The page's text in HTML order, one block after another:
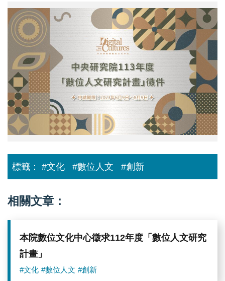
本
院
數
位
文
中
心
徵
求
113
年
度
「數
位
研
究
計
標籤： #文化 #數位人文 #創新
相關文章：
本院數位文化中心徵求112年度「數位人文研究
計畫」
#文化 #數位人文 #創新